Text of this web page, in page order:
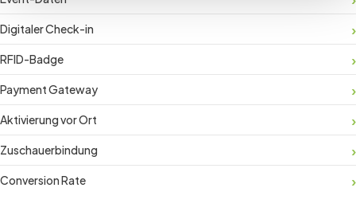
Digitaler Check-in
RFID-Badge
Payment Gateway
Aktivierung vor Ort
Zuschauerbindung
Conversion Rate